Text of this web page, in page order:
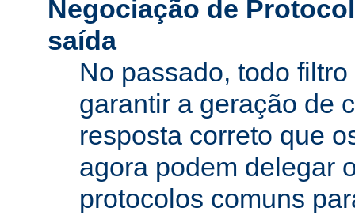
Negociação de
saída
No passado, todo
garantir a geração de
resposta correto que
agora podem delegar
protocolos comuns